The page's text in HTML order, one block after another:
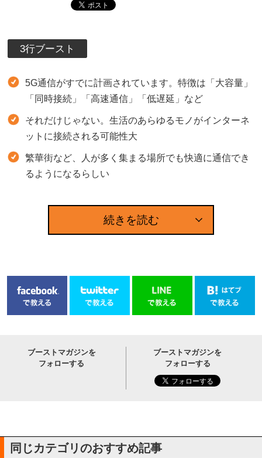
3行ブースト
5G通信がすでに計画されています。特徴は「大容量」
「同時接続」「高速通信」「低遅延」など
それだけじゃない。生活のあらゆるモノがインターネ
ットに接続される可能性大
繁華街など、人が多く集まる場所でも快適に通信でき
るようになるらしい
続きを読む
ブーストマガジンを
フォローする
ブーストマガジンを
フォローする
同じカテゴリのおすすめ記事